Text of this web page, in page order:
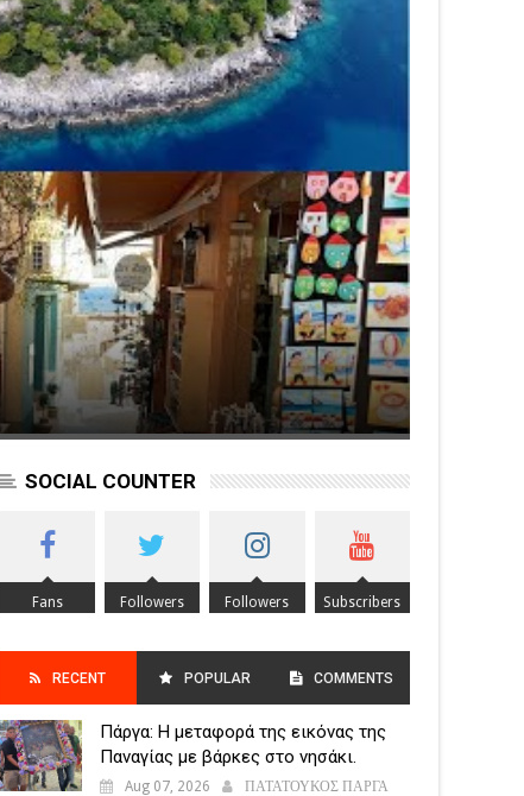
SOCIAL COUNTER
Fans Followers Followers Subscribers
RECENT POPULAR
POSTS
COMMENTS
Πάργα: Η μεταφορά της εικόνας της
Παναγίας με βάρκες στο νησάκι.
Aug 07, 2026 ΠΑΤΑΤΟΥΚΟΣ ΠΑΡΓΑ